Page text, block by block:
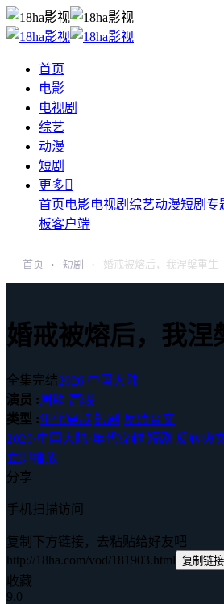
首页
电影
电视剧
综艺
动漫
短剧
更多
首页电影电视剧 综艺动漫短剧 专
板客户端
首页 › 短剧 › 婚戒被熔后，我涅槃重生
婚戒被熔后，我涅
全集完结2026 中国大陆
演员 :周颖 高骏
类型 :年代穿越 短剧 反转爽文
2026·中国大陆·年代穿越 短剧 反转爽
立即播放
分享
手机扫描访问
复制下方链接，去粘贴给好友吧
http://18ha.com/vod/181903.html 复制链接
收藏
9.0